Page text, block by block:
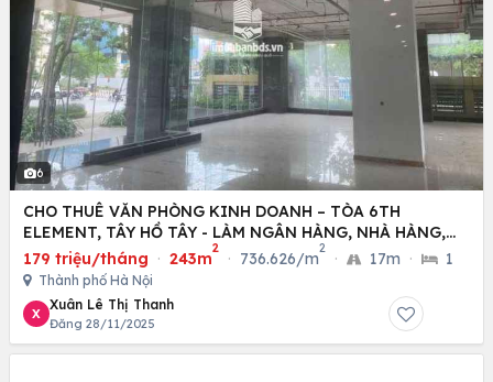
6
CHO THUÊ VĂN PHÒNG KINH DOANH – TÒA 6TH
ELEMENT, TÂY HỒ TÂY - LÀM NGÂN HÀNG, NHÀ HÀNG,
SHOWROOM
179 triệu/tháng · 243m
2
· 736.626/m
2
· 17m · 1
Thành phố Hà Nội
X
Xuân Lê Thị Thanh
Đăng 28/11/2025